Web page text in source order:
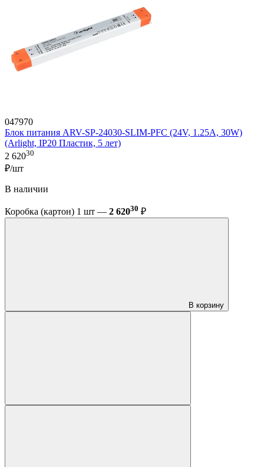
047970
Блок питания ARV-SP-24030-SLIM-PFC (24V, 1.25A, 30W)
(Arlight, IP20 Пластик, 5 лет)
2 62030
₽/шт
В наличии
Коробка (картон) 1 шт — 2 62030 ₽
В корзину